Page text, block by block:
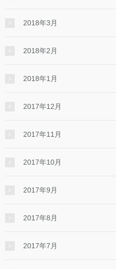
2018年3月
2018年2月
2018年1月
2017年12月
2017年11月
2017年10月
2017年9月
2017年8月
2017年7月